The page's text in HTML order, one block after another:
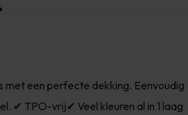
met een perfecte dekking. Eenvoudig
✔ TPO-vrij✔ Veel kleuren al in 1 laag